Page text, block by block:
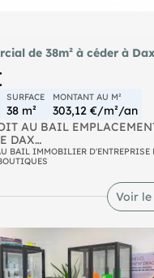
de 38m² à céder à
SURFACE
38 m²
MONTANT AU M²
303,12 €/m²/an
AU BAIL
DAX
38 m2 avec parquet
, volet roulant , petite
main et 8 m2 de déballage
est dec 960 € ttc .
est de seulement
.
BAIL IMMOBILIER D'ENTREPRISE
Voir